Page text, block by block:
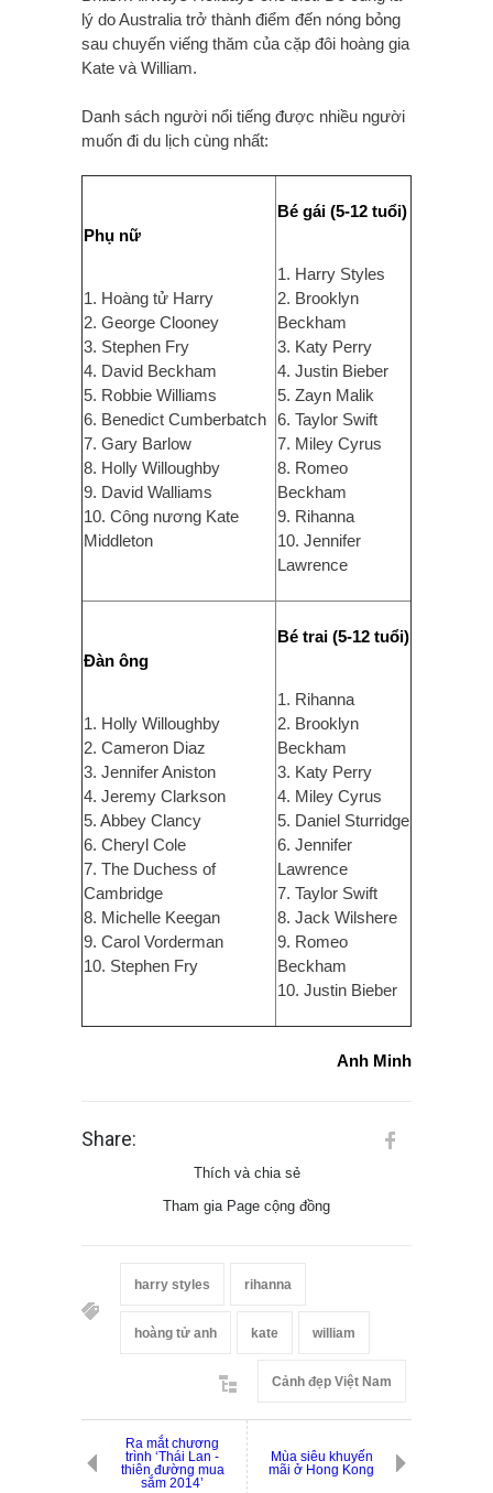
lý do Australia trở thành điểm đến nóng bỏng
sau chuyến viếng thăm của cặp đôi hoàng gia
Kate và William.
Danh sách người nổi tiếng được nhiều người
muốn đi du lịch cùng nhất:
Phụ nữ
1. Hoàng tử Harry
2. George Clooney
3. Stephen Fry
4. David Beckham
5. Robbie Williams
6. Benedict Cumberbatch
7. Gary Barlow
8. Holly Willoughby
9. David Walliams
10. Công nương Kate
Middleton
Bé gái (5-12 tuổi)
1. Harry Styles
2. Brooklyn
Beckham
3. Katy Perry
4. Justin Bieber
5. Zayn Malik
6. Taylor Swift
7. Miley Cyrus
8. Romeo
Beckham
9. Rihanna
10. Jennifer
Lawrence
Đàn ông
1. Holly Willoughby
2. Cameron Diaz
3. Jennifer Aniston
4. Jeremy Clarkson
5. Abbey Clancy
6. Cheryl Cole
7. The Duchess of
Cambridge
8. Michelle Keegan
9. Carol Vorderman
10. Stephen Fry
Bé trai (5-12 tuổi)
1. Rihanna
2. Brooklyn
Beckham
3. Katy Perry
4. Miley Cyrus
5. Daniel Sturridge
6. Jennifer
Lawrence
7. Taylor Swift
8. Jack Wilshere
9. Romeo
Beckham
10. Justin Bieber
Anh Minh
Share:
Thích và chia sẻ
Tham gia Page cộng đồng
harry styles rihanna
hoàng tử anh kate william
Cảnh đẹp Việt Nam
Ra mắt chương
trình ‘Thái Lan -
thiên đường mua
sắm 2014’
Mùa siêu khuyến
mãi ở Hong Kong